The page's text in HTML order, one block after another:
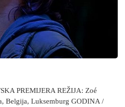
PREMIJERA REŽIJA: Zoé
Belgija, Luksemburg GODINA /